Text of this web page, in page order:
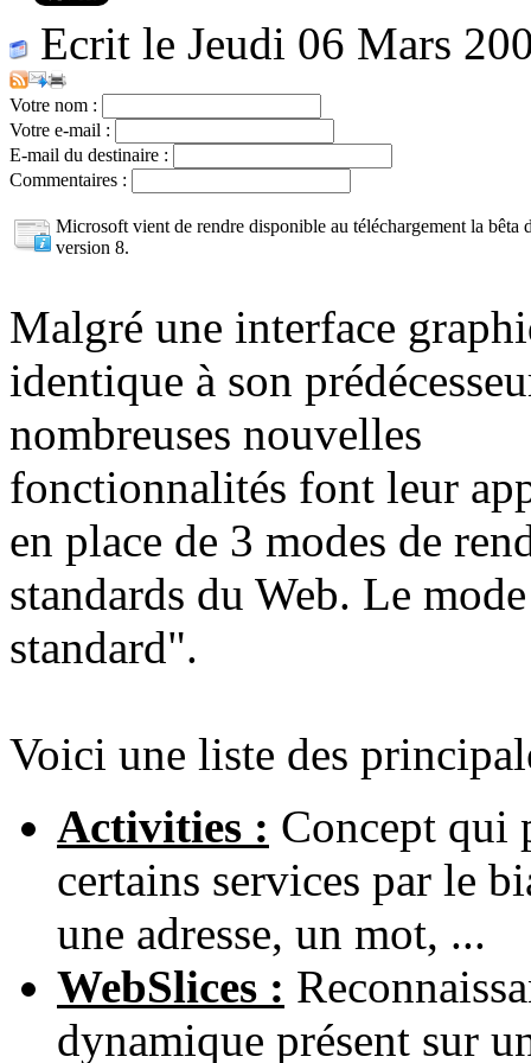
Ecrit le Jeudi 06 Mars
Votre nom :
Votre e-mail :
E-mail du destinaire :
Commentaires :
Microsoft vient de rendre disponible au téléchargement la
version 8.
Malgré une interface
identique à son
nombreuses nouvelles
fonctionnalités font leur
en place de 3 modes de
standards du Web. Le
standard".
Voici une liste des
Activities : Concept qui
certains services par le
une adresse, un mot, ...
WebSlices :
dynamique présent sur